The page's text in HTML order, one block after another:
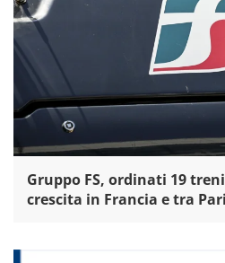
Gruppo FS, ordinati 19
crescita in Francia e tra